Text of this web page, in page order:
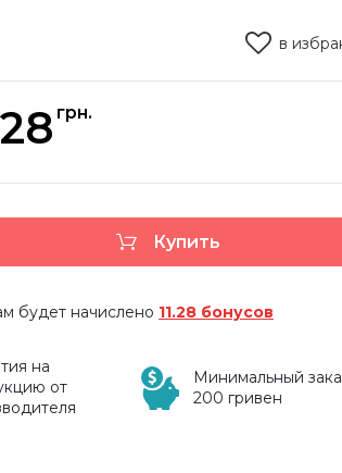
в
грн.
Купить
будет начислено 11.28 бонусов
на
от
Минимальный
200 гривен